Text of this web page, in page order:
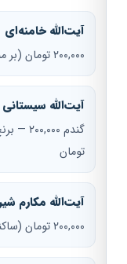
آیت‌الله خامنه‌ای
۲۰۰,۰۰۰ تومان (بر مبنای گندم؛ حداقل)
آیت‌الله سیستانی
تومان
آیت‌الله مکارم شیرازی
۲۰۰,۰۰۰ تومان (ساکنان تهران ۲۵۰,۰۰۰ تومان)